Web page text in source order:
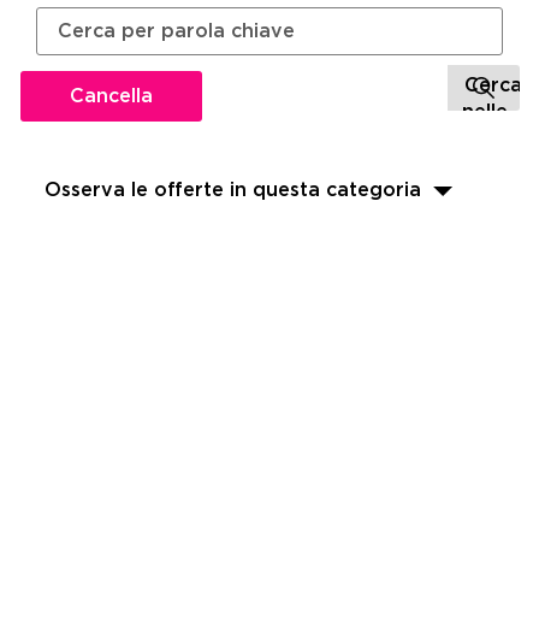
Cancella
Osserva le offerte in questa categoria